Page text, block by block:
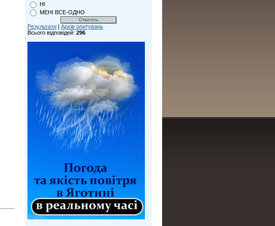
НІ
МЕНІ ВСЕ-ОДНО
Результати | Архів опитувань
Всього відповідей: 296